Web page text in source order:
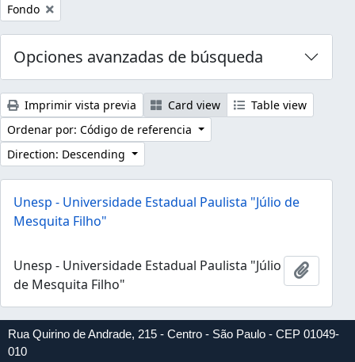
Remove filter:
Fondo
Opciones avanzadas de búsqueda
Imprimir vista previa Card view
Table view
Ordenar por: Código de referencia
Direction: Descending
Unesp - Universidade Estadual Paulista "Júlio de
Mesquita Filho"
Unesp - Universidade Estadual Paulista "Júlio
de Mesquita Filho"
Añadir
Rua Quirino de Andrade, 215 - Centro - São Paulo - CEP 01049-
010